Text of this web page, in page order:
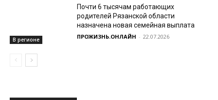
В регионе
Почти 6 тысячам работающих
родителей Рязанской области
назначена новая семейная выплата
ПРОЖИЗНЬ.ОНЛАЙН - 22.07.2026